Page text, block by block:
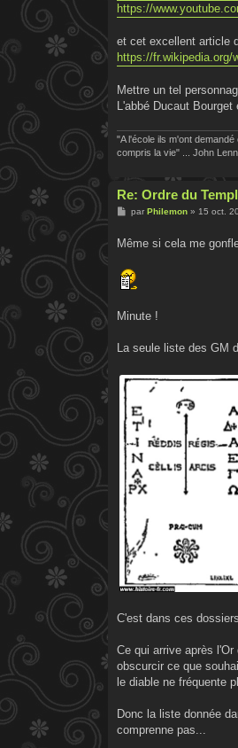
https://
et cet excellent article
https://
Mettre un tel
L'abbé Ducaut
"A l'école ils m'ont
compris la vie" ... John
Re: Ordre du
M
s
e
par Philemon» 15 oct.
Même si cela me
Minute !
La seule liste des GM
C'est dans ces
Ce qui arrive après
obscurcir ce que
le diable ne fréquente
Donc la liste donnée
comprenne pas...